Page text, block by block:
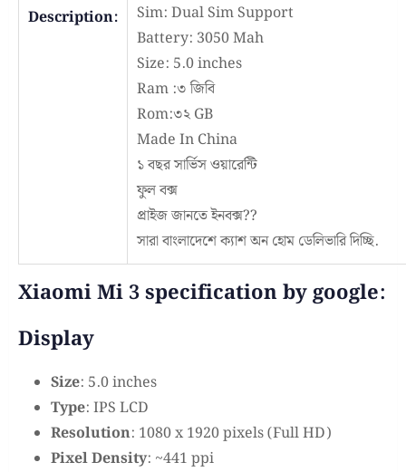
Description:
Sim: Dual Sim Support
Battery: 3050 Mah
Size: 5.0 inches
Ram :৩ জিবি
Rom:৩২ GB
Made In China
১ বছর সার্ভিস ওয়ারেন্টি
ফুল বক্স
প্রাইজ জানতে ইনবক্স??
সারা বাংলাদেশে ক্যাশ অন হোম ডেলিভারি দিচ্ছি.
Xiaomi Mi 3 specification by google:
Display
Size: 5.0 inches
Type: IPS LCD
Resolution: 1080 x 1920 pixels (Full HD)
Pixel Density: ~441 ppi